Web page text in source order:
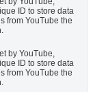
ID to store data
from YouTube the
by YouTube,
ID to store data
from YouTube the